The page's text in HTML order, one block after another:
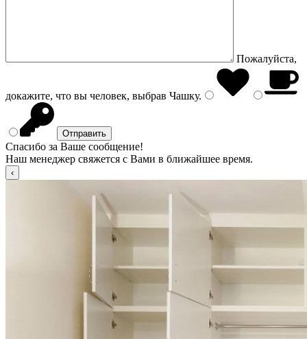
Пожалуйста,
докажите, что вы человек, выбрав Чашку.
Спасибо за Ваше сообщение!
Наш менеджер свяжется с Вами в ближайшее время.